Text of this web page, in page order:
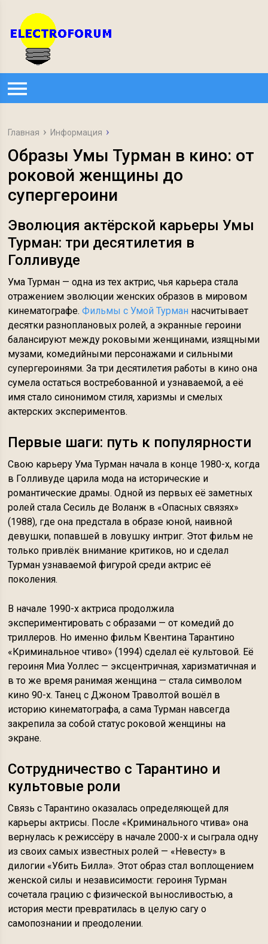
Главная Информация
Образы Умы Турман в кино: от
роковой женщины до
супергероини
Эволюция актёрской карьеры Умы
Турман: три десятилетия в
Голливуде
Ума Турман — одна из тех актрис, чья карьера стала
отражением эволюции женских образов в мировом
кинематографе.Фильмы с Умой Турман насчитывает
десятки разноплановых ролей, а экранные героини
балансируют между роковыми женщинами, изящными
музами, комедийными персонажами и сильными
супергероинями. За три десятилетия работы в кино она
сумела остаться востребованной и узнаваемой, а её
имя стало синонимом стиля, харизмы и смелых
актерских экспериментов.
Первые шаги: путь к популярности
Свою карьеру Ума Турман начала в конце 1980-х, когда
в Голливуде царила мода на исторические и
романтические драмы. Одной из первых её заметных
ролей стала Сесиль де Воланж в «Опасных связях»
(1988), где она предстала в образе юной, наивной
девушки, попавшей в ловушку интриг. Этот фильм не
только привлёк внимание критиков, но и сделал
Турман узнаваемой фигурой среди актрис её
поколения.
В начале 1990-х актриса продолжила
экспериментировать с образами — от комедий до
триллеров. Но именно фильм Квентина Тарантино
«Криминальное чтиво» (1994) сделал её культовой. Её
героиня Миа Уоллес — эксцентричная, харизматичная и
в то же время ранимая женщина — стала символом
кино 90-х. Танец с Джоном Траволтой вошёл в
историю кинематографа, а сама Турман навсегда
закрепила за собой статус роковой женщины на
экране.
Сотрудничество с Тарантино и
культовые роли
Связь с Тарантино оказалась определяющей для
карьеры актрисы. После «Криминального чтива» она
вернулась к режиссёру в начале 2000-х и сыграла одну
из своих самых известных ролей — «Невесту» в
дилогии «Убить Билла». Этот образ стал воплощением
женской силы и независимости: героиня Турман
сочетала грацию с физической выносливостью, а
история мести превратилась в целую сагу о
самопознании и преодолении.